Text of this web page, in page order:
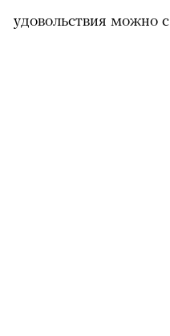
удовольствия можно с